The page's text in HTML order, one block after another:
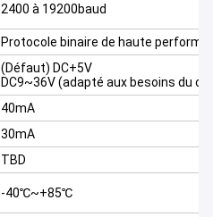
2400 à 19200baud
Protocole binaire de haute
(Défaut) DC+5V
DC9~36V (adapté aux besoins du
40mA
30mA
TBD
-40℃~+85℃